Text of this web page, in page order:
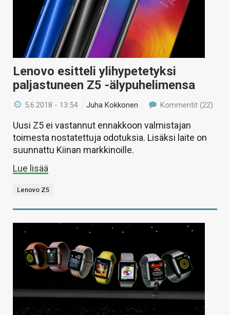
Lenovo esitteli ylihypetetyksi
paljastuneen Z5 -älypuhelimensa
5.6.2018 - 13:54 /Juha Kokkonen Kommentit (22)
Uusi Z5 ei vastannut ennakkoon valmistajan
toimesta nostatettuja odotuksia. Lisäksi laite on
suunnattu Kiinan markkinoille.
Lue lisää
Lenovo Z5